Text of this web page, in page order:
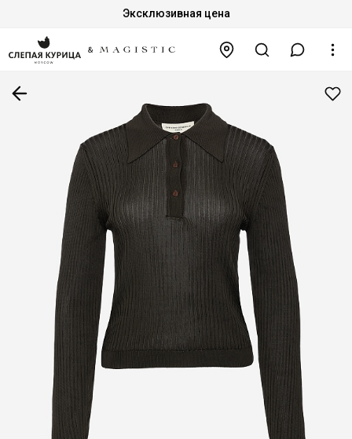
Эксклюзивная цена